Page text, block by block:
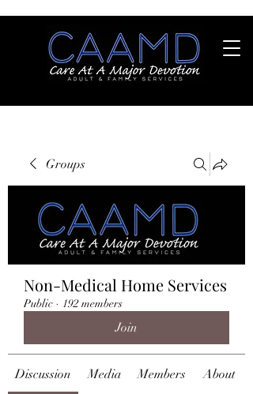
Groups
Non-Medical Home Services
Public · 192 members
Join
Discussion Media Members About